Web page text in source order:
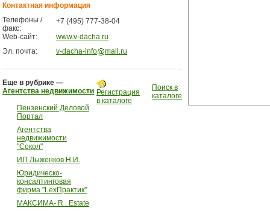
Контактная информация
Телефоны /
факс:
+7 (495) 777-38-04
Web-сайт:
www.v-dacha.ru
Эл. почта:
v-dacha-info mail.ru
Еще в рубрике —
Агентства недвижимости
Пензенский Деловой
Портал
Агентства
недвижимости
"Сокол"
ИП Лыженков Н.И.
Юридическо-
консалтинговая
фирма "LexПрактик"
МАКСИМА- R . Estate
Регистрация
в каталоге
Поиск в
каталоге